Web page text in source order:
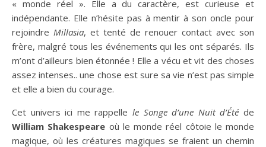
« monde réel ». Elle a du caractère, est curieuse et
indépendante. Elle n’hésite pas à mentir à son oncle pour
rejoindre Millasia, et tenté de renouer contact avec son
frère, malgré tous les événements qui les ont séparés. Ils
m’ont d’ailleurs bien étonnée ! Elle a vécu et vit des choses
assez intenses.. une chose est sure sa vie n’est pas simple
et elle a bien du courage.
Cet univers ici me rappelle le Songe d’une Nuit d’Été de
William Shakespeare où le monde réel côtoie le monde
magique, où les créatures magiques se fraient un chemin